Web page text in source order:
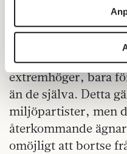
för sociala medier och
vidarebefordrar även
information från din enhet
annons- och
Dessa kan i sin tur
information som du har
samlat in när du har
Om du vill läsa mer om
kan du göra dethär.
Givet allt detta är
väljarnas
Partiföreträdare
negativa epitet,
extremhöger, bara
än de själva. Detta
miljöpartister, men
återkommande
omöjligt att bortse